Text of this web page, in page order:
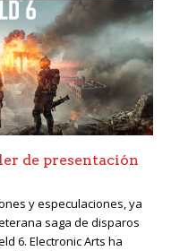
de presentación
y especulaciones, ya
saga de disparos
6. Electronic Arts ha